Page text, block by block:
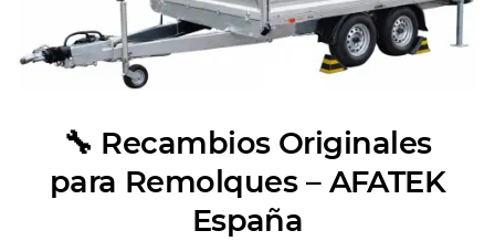
🔧 Recambios Originales
para Remolques – AFATEK
España